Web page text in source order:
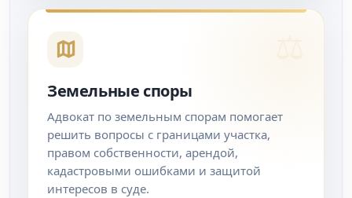
Земельные споры
Адвокат по земельным спорам помогает
решить вопросы с границами участка,
правом собственности, арендой,
кадастровыми ошибками и защитой
интересов в суде.